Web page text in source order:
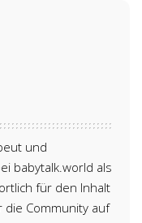
und
babytalk.world als
für den Inhalt
Community auf